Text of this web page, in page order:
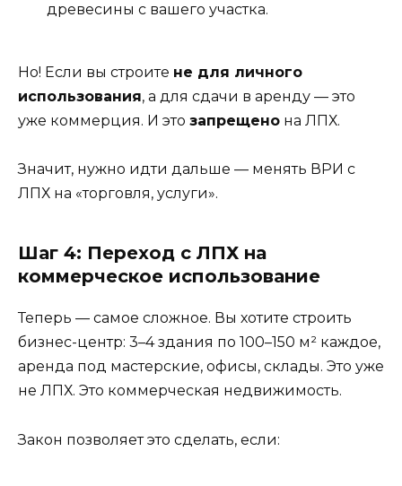
древесины с вашего участка.
Но! Если вы строите не для личного
использования, а для сдачи в аренду — это
уже коммерция. И это запрещено на ЛПХ.
Значит, нужно идти дальше — менять ВРИ с
ЛПХ на «торговля, услуги».
Шаг 4: Переход с ЛПХ на
коммерческое использование
Теперь — самое сложное. Вы хотите строить
бизнес-центр: 3–4 здания по 100–150 м² каждое,
аренда под мастерские, офисы, склады. Это уже
не ЛПХ. Это коммерческая недвижимость.
Закон позволяет это сделать, если: